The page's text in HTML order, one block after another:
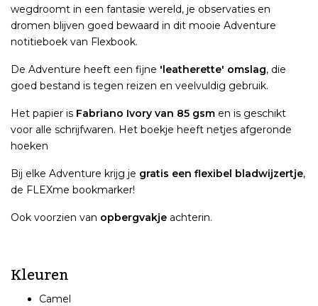
wegdroomt in een fantasie wereld, je observaties en
dromen blijven goed bewaard in dit mooie Adventure
notitieboek van Flexbook.
De Adventure heeft een fijne 'leatherette' omslag, die
goed bestand is tegen reizen en veelvuldig gebruik.
Het papier is Fabriano Ivory van 85 gsm en is geschikt
voor alle schrijfwaren. Het boekje heeft netjes afgeronde
hoeken
Bij elke Adventure krijg je gratis een flexibel bladwijzertje,
de FLEXme bookmarker!
Ook voorzien van opbergvakje achterin.
Kleuren
Camel